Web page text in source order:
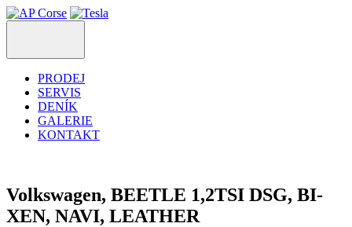
PRODEJ
SERVIS
DENÍK
GALERIE
KONTAKT
Volkswagen, BEETLE 1,2TSI DSG, BI-
XEN, NAVI, LEATHER